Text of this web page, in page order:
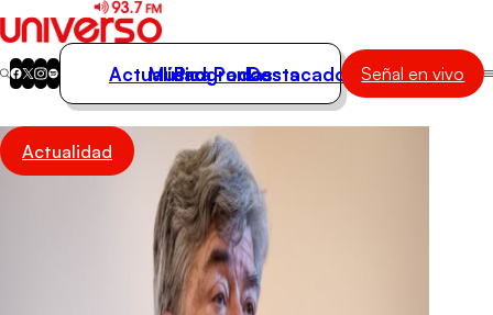
Actualidad
Música
Actualidad
Música
Programas
Podcasts
Destacados Señal en vivo
Actualidad